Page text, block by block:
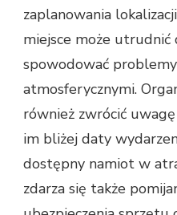
zaplanowania
miejsce może
spowodować
atmosferycznymi.
również zwrócić
im bliżej daty
dostępny namiot w
zdarza się także